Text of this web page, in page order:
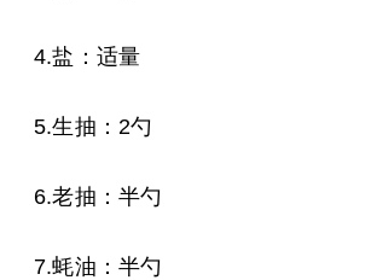
4.盐：适量
5.生抽：2勺
6.老抽：半勺
7.蚝油：半勺